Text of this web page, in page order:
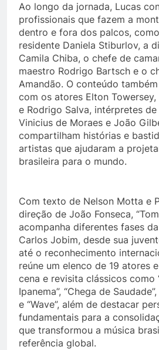
Ao longo da jornada, Lucas
profissionais que fazem a
dentro e fora dos palcos,
residente Daniela Stiburlov, a
Camila Chiba, o chefe de
maestro Rodrigo Bartsch e o
Amandão. O conteúdo
com os atores Elton
e Rodrigo Salva, intérpretes
Vinicius de Moraes e João
compartilham histórias e
artistas que ajudaram a
brasileira para o mundo.
Com texto de Nelson Motta e
direção de João Fonseca,
acompanha diferentes fases
Carlos Jobim, desde sua
até o reconhecimento
reúne um elenco de 19 atores
cena e revisita clássicos como
Ipanema”, “Chega de
e “Wave”, além de destacar
fundamentais para a
que transformou a música
referência global.